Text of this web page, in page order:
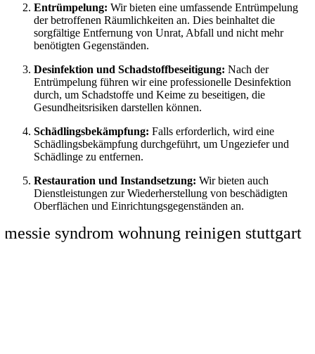
Entrümpelung: Wir bieten eine umfassende Entrümpelung
der betroffenen Räumlichkeiten an. Dies beinhaltet die
sorgfältige Entfernung von Unrat, Abfall und nicht mehr
benötigten Gegenständen.
Desinfektion und Schadstoffbeseitigung: Nach der
Entrümpelung führen wir eine professionelle Desinfektion
durch, um Schadstoffe und Keime zu beseitigen, die
Gesundheitsrisiken darstellen können.
Schädlingsbekämpfung: Falls erforderlich, wird eine
Schädlingsbekämpfung durchgeführt, um Ungeziefer und
Schädlinge zu entfernen.
Restauration und Instandsetzung: Wir bieten auch
Dienstleistungen zur Wiederherstellung von beschädigten
Oberflächen und Einrichtungsgegenständen an.